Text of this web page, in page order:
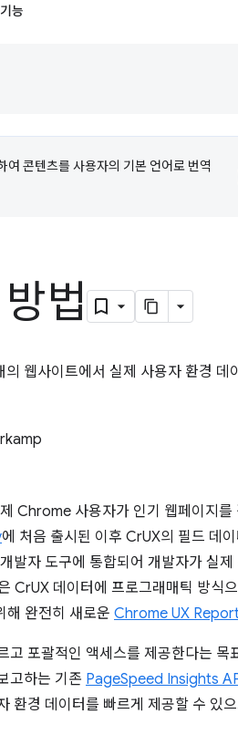
능
콘텐츠를 사용자의 기본 언어로 번역
법
웹사이트에서 실제 사용자 환경 데
Chrome 사용자가 인기 웹페이지를
에 처음 출시된 이후 CrUX의 필드 데
발자 도구에 통합되어 개발자가 실제
CrUX 데이터에 프로그래매틱 방식
해 완전히 새로운 Chrome UX
포괄적인 액세스를 제공한다는 목
고하는 기존 PageSpeed Insights
환경 데이터를 빠르게 제공할 수 있